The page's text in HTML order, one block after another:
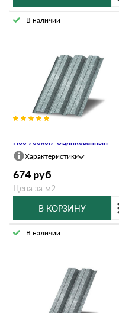
Н60 700х0.7 Оцинкованный
В наличии
Характеристики
674 руб
Цена за м2
В КОРЗИНУ
В наличии